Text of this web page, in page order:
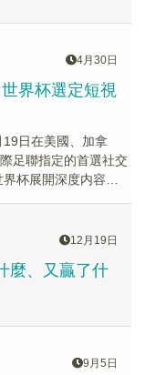
4月30日
界杯選定短視
日在美國、加拿
足聯指定的首選社交
杯展開深度内容合
12月19日
麼、又贏了什
9月5日